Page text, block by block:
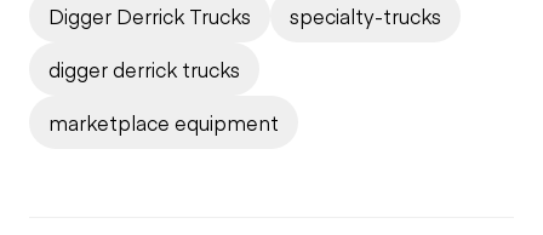
Digger Derrick Trucks
specialty-trucks
digger derrick trucks
marketplace equipment